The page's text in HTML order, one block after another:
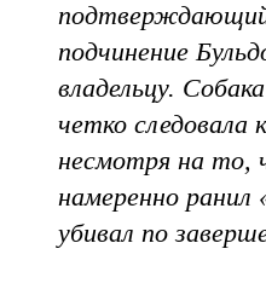
подтверждающий
подчинение
владельцу.
четко следовала
несмотря на то,
намеренно ранил
убивал по